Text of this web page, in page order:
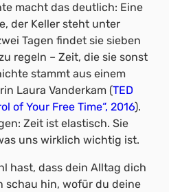
macht das deutlich: Eine
der Keller steht unter
Tagen findet sie sieben
regeln – Zeit, die sie sonst
stammt aus einem
Laura Vanderkam (TED
of Your Free Time“, 2016).
Zeit ist elastisch. Sie
uns wirklich wichtig ist.
hast, dass dein Alltag dich
schau hin, wofür du deine